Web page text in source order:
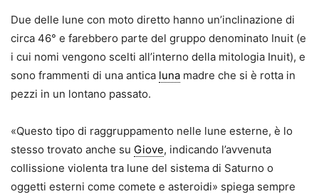
Due delle lune con moto diretto hanno un’inclinazione di
circa 46° e farebbero parte del gruppo denominato Inuit (e
i cui nomi vengono scelti all’interno della mitologia Inuit), e
sono frammenti di una antica luna madre che si è rotta in
pezzi in un lontano passato.
«Questo tipo di raggruppamento nelle lune esterne, è lo
stesso trovato anche su Giove, indicando l’avvenuta
collissione violenta tra lune del sistema di Saturno o
oggetti esterni come comete e asteroidi» spiega sempre